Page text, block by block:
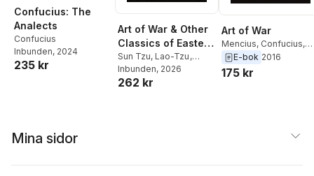
Confucius: The
Analects
Confucius
Inbunden, 2024
235 kr
Art of War & Other
Classics of Eastern
Philosophy (Deluxe
Leatherbound
Edition)
Sun Tzu, Lao-Tzu ,
Confucius ,Mencius
Inbunden, 2026
262 kr
Art of War
Mencius, Confucius,
Lao-Tzu, Sun Tzu
E-bok 2016
175 kr
Mina sidor